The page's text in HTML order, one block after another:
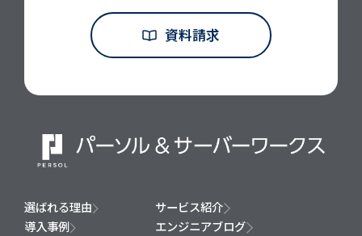
資料請求
選ばれる理由
サービス紹介
導入事例
エンジニアブログ